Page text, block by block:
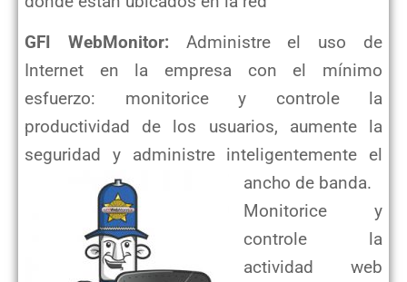
GFI WebMonitor: Administre el uso de
Internet en la empresa con el mínimo
esfuerzo: monitorice y controle la
productividad de los usuarios, aumente la
seguridad y administre inteligentemente el
ancho de banda.
Monitorice y
controle la
actividad web